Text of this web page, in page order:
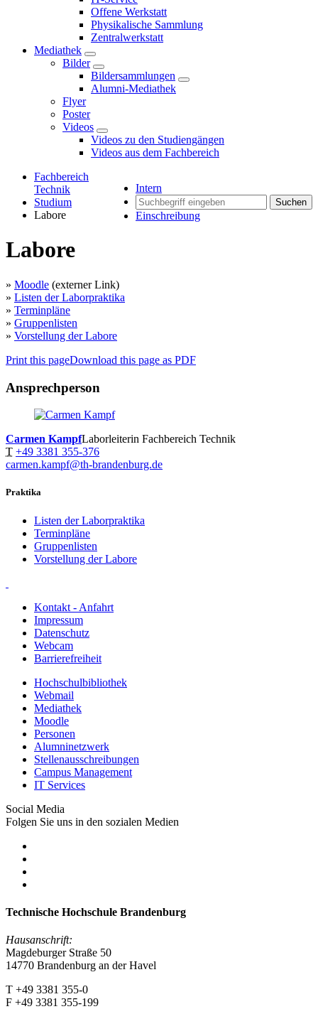
Offene Werkstatt
Physikalische Sammlung
Zentralwerkstatt
Mediathek
Bilder
Bildersammlungen
Alumni-Mediathek
Flyer
Poster
Videos
Videos zu den Studiengängen
Videos aus dem Fachbereich
Intern
Suchen
Einschreibung
Fachbereich
Technik
Studium
Labore
Labore
» Moodle (externer Link)
» Listen der Laborpraktika
» Terminpläne
» Gruppenlisten
» Vorstellung der Labore
Print this pageDownload this page as PDF
Ansprechperson
Carmen KampfLaborleiterin Fachbereich Technik
T +49 3381 355-376
carmen.kampf@th-brandenburg.de
Praktika
Listen der Laborpraktika
Terminpläne
Gruppenlisten
Vorstellung der Labore
Kontakt - Anfahrt
Impressum
Datenschutz
Webcam
Barrierefreiheit
Hochschulbibliothek
Webmail
Mediathek
Moodle
Personen
Alumninetzwerk
Stellenausschreibungen
Campus Management
IT Services
Social Media
Folgen Sie uns in den sozialen Medien
Technische Hochschule Brandenburg
Hausanschrift:
Magdeburger Straße 50
14770 Brandenburg an der Havel
T +49 3381 355-0
F +49 3381 355-199